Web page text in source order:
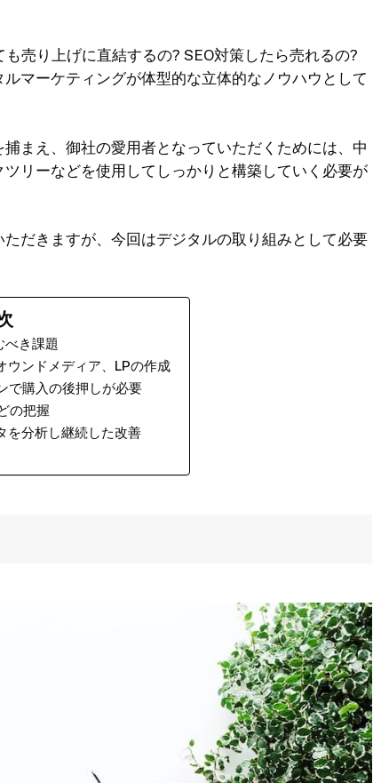
売り上げに直結するの? SEO対策したら売れるの?
マーケティングが体型的な立体的なノウハウとして
まえ、御社の愛用者となっていただくためには、中
リーなどを使用してしっかりと構築していく必要が
だきますが、今回はデジタルの取り組みとして必要
べき課題
ウンドメディア、LPの作成
で購入の後押しが必要
の把握
を分析し継続した改善